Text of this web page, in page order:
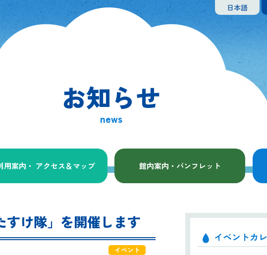
日本語
お知らせ
news
用案内・ アクセス＆マップ 館内案内・パンフレット
け隊」を開催します
イベント
イベントカ